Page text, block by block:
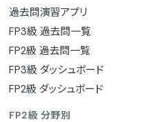
過去問演習アプリ
FP3級 過去問一覧
FP2級 過去問一覧
FP3級 ダッシュボード
FP2級 ダッシュボード
FP2級 分野別